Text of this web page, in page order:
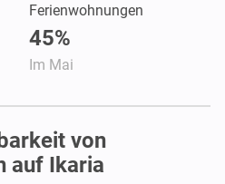
Ferienwohnungen
45%
Im Mai
von
auf Ikaria